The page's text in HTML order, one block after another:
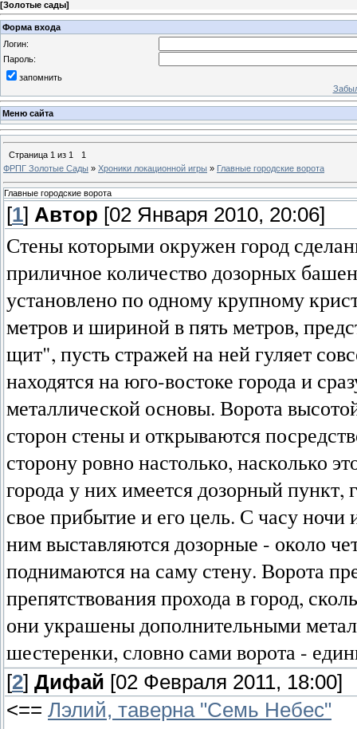
[Золотые сады]
Форма входа
Логин:
Пароль:
запомнить
Меню сайта
Страница 1 из 1
1
ФРПГ Золотые Сады » Хроники локационной игры » Главные городские ворота
Главные городские ворота
[1] Автор [02 Января 2010, 20:06]
Стены которыми окружен город
приличное количество дозорных
установлено по одному крупному
метров и шириной в пять метров,
щит", пусть стражей на ней гуляет
находятся на юго-востоке города и
металлической основы. Ворота
сторон стены и открываются
сторону ровно настолько, насколько
города у них имеется дозорный пункт,
свое прибытие и его цель. С часу
ним выставляются дозорные - около
поднимаются на саму стену. Ворота
препятствования прохода в город,
они украшены дополнительными
шестеренки, словно сами ворота -
[2] Дифай [02 Февраля 2011, 18:00]
<== Лэлий, таверна "Семь Небес"